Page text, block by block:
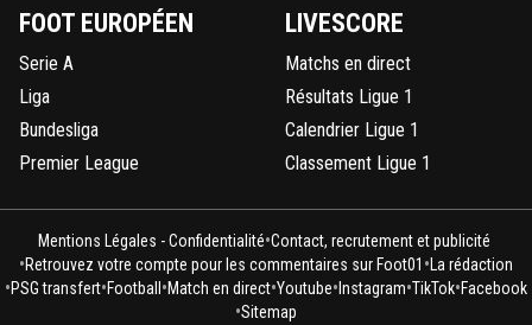
FOOT EUROPÉEN
Serie A
Liga
Bundesliga
Premier League
LIVESCORE
Matchs en direct
Résultats Ligue 1
Calendrier Ligue 1
Classement Ligue 1
Mentions Légales - Confidentialité•Contact, recrutement et publicité
•Retrouvez votre compte pour les commentaires sur Foot01 • La rédaction
•PSG transfert•Football •Match en direct•Youtube• Instagram•TikTok•Facebook
•Sitemap